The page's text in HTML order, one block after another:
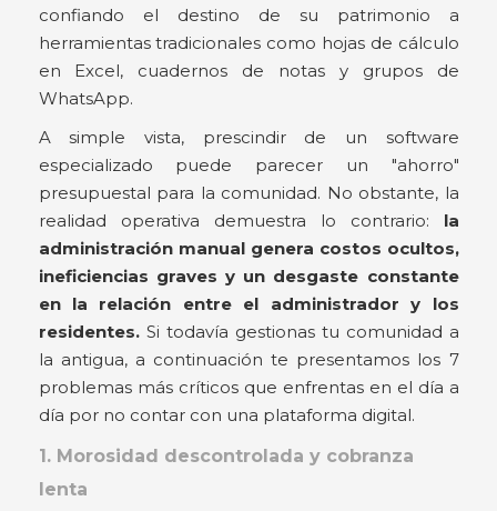
confiando el destino de su patrimonio a
herramientas tradicionales como hojas de cálculo
en Excel, cuadernos de notas y grupos de
WhatsApp.
A simple vista, prescindir de un software
especializado puede parecer un "ahorro"
presupuestal para la comunidad. No obstante, la
realidad operativa demuestra lo contrario: la
administración manual genera costos ocultos,
ineficiencias graves y un desgaste constante
en la relación entre el administrador y los
residentes.Si todavía gestionas tu comunidad a
la antigua, a continuación te presentamos los 7
problemas más críticos que enfrentas en el día a
día por no contar con una plataforma digital.
1. Morosidad descontrolada y cobranza
lenta